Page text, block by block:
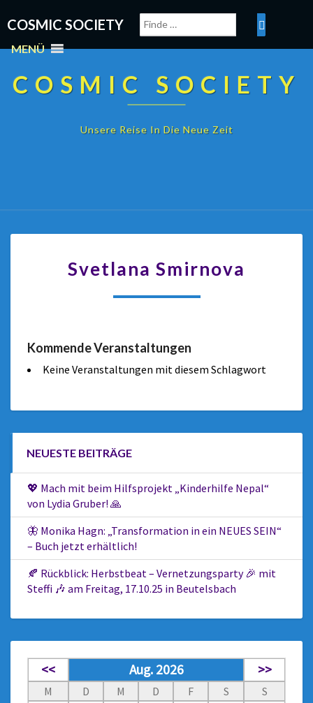
COSMIC SOCIETY
MENÜ
COSMIC SOCIETY
Unsere Reise In Die Neue Zeit
Svetlana Smirnova
Kommende Veranstaltungen
Keine Veranstaltungen mit diesem Schlagwort
NEUESTE BEITRÄGE
💖 Mach mit beim Hilfsprojekt „Kinderhilfe Nepal“
von Lydia Gruber! 🙏
🦋 Monika Hagn: „Transformation in ein NEUES SEIN“
– Buch jetzt erhältlich!
🍂 Rückblick: Herbstbeat – Vernetzungsparty 🎉 mit
Steffi 🎶 am Freitag, 17.10.25 in Beutelsbach
<< Aug. 2026 >>
M D M D F S
S